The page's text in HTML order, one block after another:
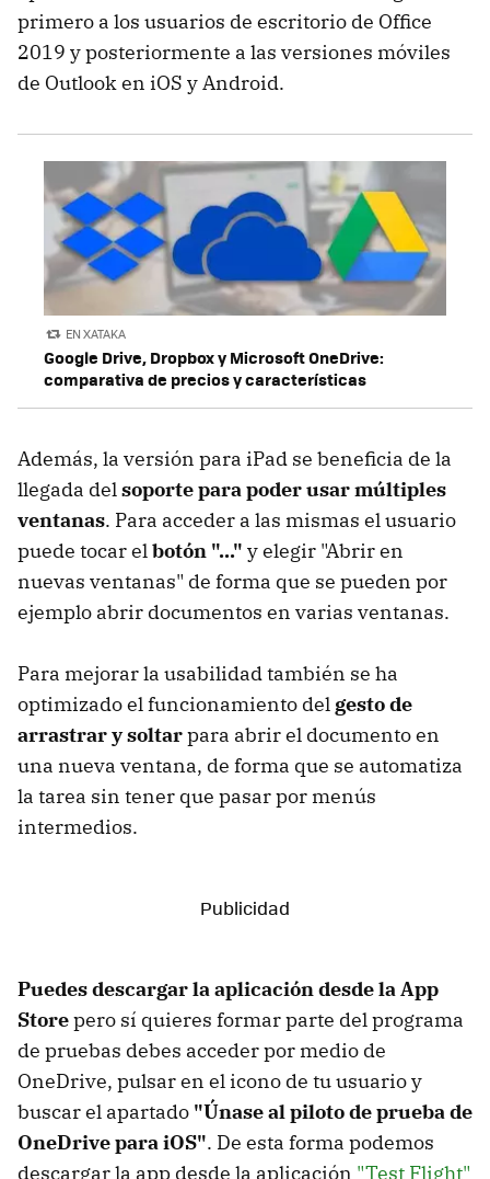
primero a los usuarios de escritorio de Office
2019 y posteriormente a las versiones móviles
de Outlook en iOS y Android.
EN XATAKA
Google Drive, Dropbox y Microsoft OneDrive:
comparativa de precios y características
Además, la versión para iPad se beneficia de la
llegada delsoporte para poder usar múltiples
ventanas. Para acceder a las mismas el usuario
puede tocar elbotón "..." y elegir "Abrir en
nuevas ventanas" de forma que se pueden por
ejemplo abrir documentos en varias ventanas.
Para mejorar la usabilidad también se ha
optimizado el funcionamiento del gesto de
arrastrar y soltarpara abrir el documento en
una nueva ventana, de forma que se automatiza
la tarea sin tener que pasar por menús
intermedios.
Puedes descargar la aplicación desde la App
Storepero sí quieres formar parte del programa
de pruebas debes acceder por medio de
OneDrive, pulsar en el icono de tu usuario y
buscar el apartado "Únase al piloto de prueba de
OneDrive para iOS". De esta forma podemos
descargar la app desde la aplicación "Test Flight"